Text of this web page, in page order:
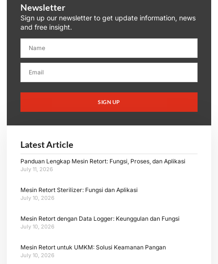
Newsletter
Sign up our newsletter to get update information, news
and free insight.
SIGN UP
Latest Article
Panduan Lengkap Mesin Retort: Fungsi, Proses, dan Aplikasi
July 11, 2026
Mesin Retort Sterilizer: Fungsi dan Aplikasi
July 10, 2026
Mesin Retort dengan Data Logger: Keunggulan dan Fungsi
July 10, 2026
Mesin Retort untuk UMKM: Solusi Keamanan Pangan
July 10, 2026